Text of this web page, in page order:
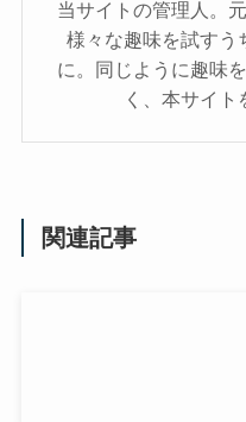
当サイトの管理人。
様々な趣味を試すう
に。同じように趣味
く、本サイト
関連記事